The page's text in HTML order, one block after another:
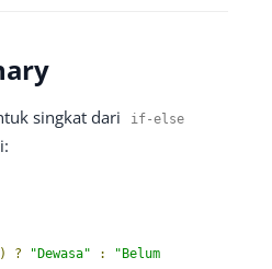
singkat dari if-else
) ? "Dewasa" :
"Belum